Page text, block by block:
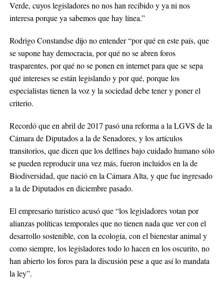
Verde, cuyos legisladores no nos han recibido y ya ni nos
interesa porque ya sabemos que hay línea.”
Rodrigo Constandse dijo no entender “por qué en este país, que
se supone hay democracia, por qué no se abren foros
trasparentes, por qué no se ponen en internet para que se sepa
qué intereses se están legislando y por qué, porque los
especialistas tienen la voz y la sociedad debe tener y poner el
criterio.
Recordó que en abril de 2017 pasó una reforma a la LGVS de la
Cámara de Diputados a la de Senadores, y los artículos
transitorios, que dicen que los delfines bajo cuidado humano sólo
se pueden reproducir una vez más, fueron incluidos en la de
Biodiversidad, que nació en la Cámara Alta, y que fue ingresado
a la de Diputados en diciembre pasado.
El empresario turístico acusó que “los legisladores votan por
alianzas políticas temporales que no tienen nada que ver con el
desarrollo sostenible, con la ecología, con el bienestar animal y
como siempre, los legisladores todo lo hacen en los oscurito, no
han abierto los foros para la discusión pese a que así lo mandata
la ley”.